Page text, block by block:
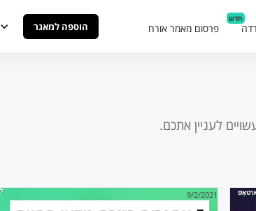
חדש
פרסום מאמר אורח הוספה למאגר
לעניין אתכם.
9/2/2021